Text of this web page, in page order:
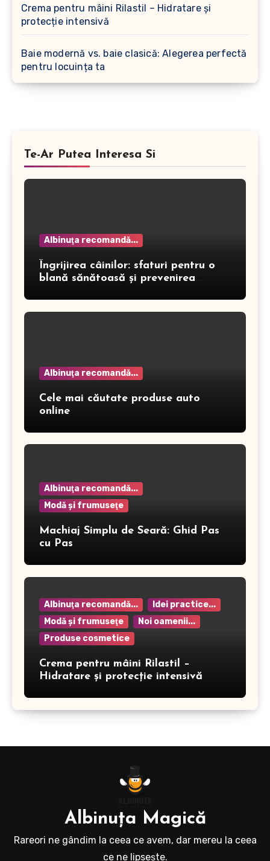
Crema pentru mâini Rilastil – Hidratare și
protecție intensivă
Baie modernă vs. baie clasică: Alegerea perfectă
pentru locuința ta
Te-Ar Putea Interesa Si
Albinuţa recomandă...
Îngrijirea câinilor: sfaturi pentru o
blană sănătoasă și prevenirea
Albinuţa recomandă...
Cele mai căutate produse auto
online
Albinuţa recomandă...
Modă şi frumuseţe
Machiaj Simplu de Seară: Ghid Pas
cu Pas
Albinuţa recomandă...
Idei practice...
Modă şi frumuseţe
Noi oamenii...
Produse cosmetice
Crema pentru mâini Rilastil –
Hidratare și protecție intensivă
Albinuţa Magică
Rareori ne gândim la ceea ce avem, dar mereu la ceea
ce ne lipseşte.